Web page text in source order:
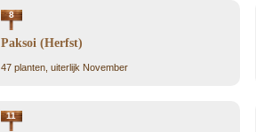
8
Paksoi (Herfst)
47 planten, uiterlijk November
11